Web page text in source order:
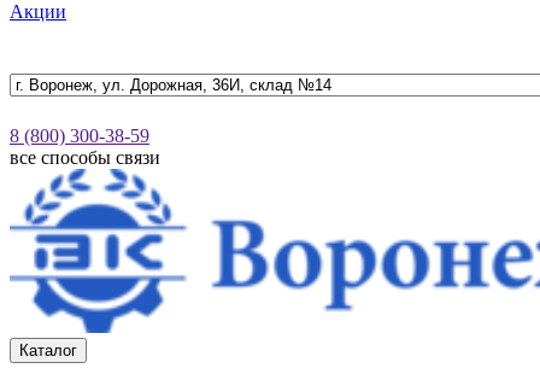
Акции
8 (800) 300-38-59
все способы связи
Каталог